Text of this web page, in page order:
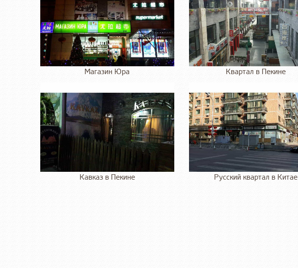
Магазин Юра Квартал в Пекине
Кавказ в Пекине Русский квартал в Китае